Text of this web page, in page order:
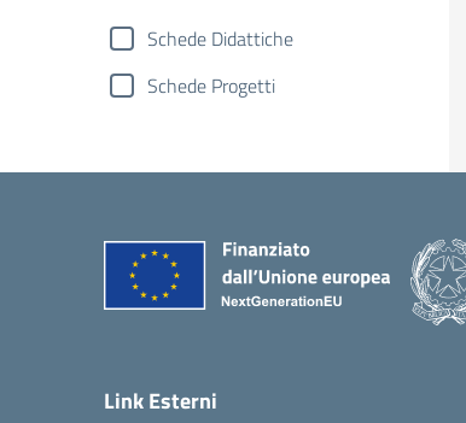
Schede Didattiche
Schede Progetti
Link Esterni